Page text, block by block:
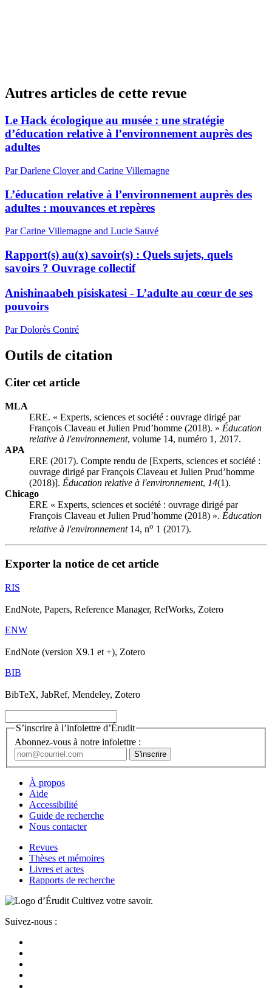
Autres articles de cette revue
Le Hack écologique au musée : une stratégie
d’éducation relative à l’environnement auprès des
adultes
Par Darlene Clover and Carine Villemagne
L’éducation relative à l’environnement auprès des
adultes : mouvances et repères
Par Carine Villemagne and Lucie Sauvé
Rapport(s) au(x) savoir(s) : Quels sujets, quels
savoirs ? Ouvrage collectif
Anishinaabeh pisiskatesi - L’adulte au cœur de ses
pouvoirs
Par Dolorès Contré
Outils de citation
Citer cet article
MLA
ERE. « Experts, sciences et société : ouvrage dirigé par
François Claveau et Julien Prud’homme (2018). » Éducation
relative à l'environnement, volume 14, numéro 1, 2017.
APA
ERE (2017). Compte rendu de [Experts, sciences et société :
ouvrage dirigé par François Claveau et Julien Prud’homme
(2018)]. Éducation relative à l'environnement, 14(1).
Chicago
ERE « Experts, sciences et société : ouvrage dirigé par
François Claveau et Julien Prud’homme (2018) ». Éducation
relative à l'environnement14, no 1 (2017).
Exporter la notice de cet article
RIS
EndNote, Papers, Reference Manager, RefWorks, Zotero
ENW
EndNote (version X9.1 et +), Zotero
BIB
BibTeX, JabRef, Mendeley, Zotero
S’inscrire à l’infolettre d’Érudit
Abonnez-vous à notre infolettre :
À propos
Aide
Accessibilité
Guide de recherche
Nous contacter
Revues
Thèses et mémoires
Livres et actes
Rapports de recherche
Cultivez votre savoir.
Suivez-nous :